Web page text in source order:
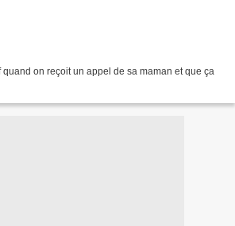
quand on reçoit un appel de sa maman et que ça